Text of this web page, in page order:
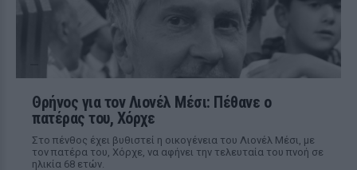
Θρήνος για τον Λιονέλ Μέσι: Πέθανε ο
πατέρας του, Χόρχε
Στο πένθος έχει βυθιστεί η οικογένεια του Λιονέλ Μέσι, με
τον πατέρα του, Χόρχε, να αφήνει την τελευταία του πνοή σε
ηλικία 68 ετών.